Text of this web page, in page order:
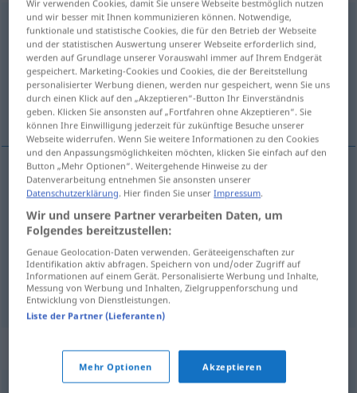
Beherrschungf
Übersicht aller Übersetzungen
(Für mehr Details die Übersetzung anklicken/antippen)
panowanie, opanowanie, władanie
panowanie Beherrschung
opanowanie Beherrschung
władanie Beherrschung einer Sprache usw
Synonyme für "Beherrschung"
Wir verwenden Cookies, damit Sie unsere Webseite bestmöglich nutzen
und wir besser mit Ihnen kommunizieren können. Notwendige,
funktionale und statistische Cookies, die für den Betrieb der Webseite
und der statistischen Auswertung unserer Webseite erforderlich sind,
werden auf Grundlage unserer Vorauswahl immer auf Ihrem Endgerät
gespeichert. Marketing-Cookies und Cookies, die der Bereitstellung
personalisierter Werbung dienen, werden nur gespeichert, wenn Sie uns
durch einen Klick auf den „Akzeptieren“-Button Ihr Einverständnis
geben. Klicken Sie ansonsten auf „Fortfahren ohne Akzeptieren“. Sie
können Ihre Einwilligung jederzeit für zukünftige Besuche unserer
Webseite widerrufen. Wenn Sie weitere Informationen zu den Cookies
und den Anpassungsmöglichkeiten möchten, klicken Sie einfach auf den
Button „Mehr Optionen“. Weitergehende Hinweise zu der
Datenverarbeitung entnehmen Sie ansonsten unserer
Datenschutzerklärung. Hier finden Sie unserImpressum.
Wir und unsere Partner verarbeiten Daten, um
Folgendes bereitzustellen:
Genaue Geolocation-Daten verwenden. Geräteeigenschaften zur
Identifikation aktiv abfragen. Speichern von und/oder Zugriff auf
Informationen auf einem Gerät. Personalisierte Werbung und Inhalte,
Messung von Werbung und Inhalten, Zielgruppenforschung und
Entwicklung von Dienstleistungen.
Liste der Partner (Lieferanten)
Mehr Optionen Akzeptieren